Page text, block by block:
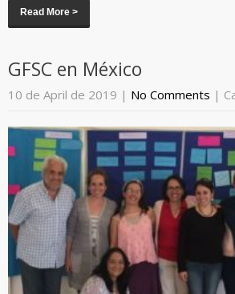
Read More >
GFSC en México
10 de April de 2019 | No Comments |